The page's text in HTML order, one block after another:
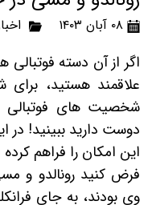
۰۸ آبان ۱۴۰۳
اگر از آن دسته
علاقمند هستید،
شخصیت های فوتبالی
دوست دارید ببینید!
این امکان را فراهم کرده
فرض کنید رونالدو و
وی بودند، به جای